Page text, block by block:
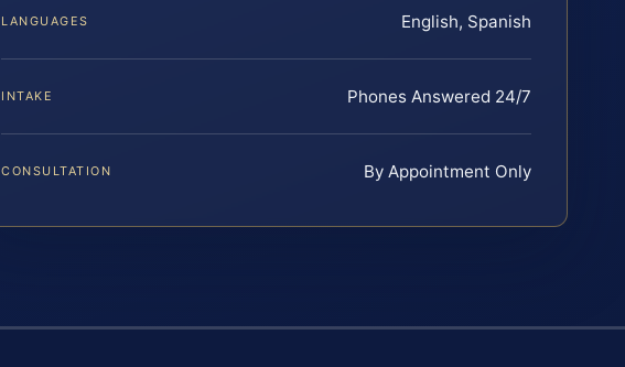
LANGUAGES English, Spanish
INTAKE Phones Answered 24/7
CONSULTATION By Appointment Only